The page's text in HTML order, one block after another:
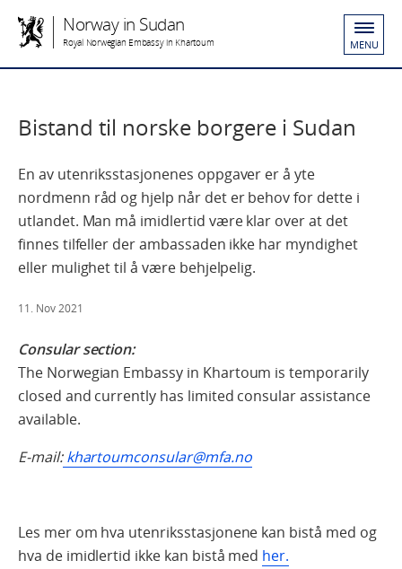
Norway in Sudan
Royal Norwegian Embassy in Khartoum MENU
Bistand til norske borgere i Sudan
En av utenriksstasjonenes oppgaver er å yte
nordmenn råd og hjelp når det er behov for dette i
utlandet. Man må imidlertid være klar over at det
finnes tilfeller der ambassaden ikke har myndighet
eller mulighet til å være behjelpelig.
11. Nov 2021
Consular section:
The Norwegian Embassy in Khartoum is temporarily
closed and currently has limited consular assistance
available.
E-mail:khartoumconsular@mfa.no
Les mer om hva utenriksstasjonene kan bistå med og
hva de imidlertid ikke kan bistå med her.